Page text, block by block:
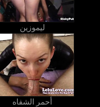
ليموزين
أحمر الشفاه